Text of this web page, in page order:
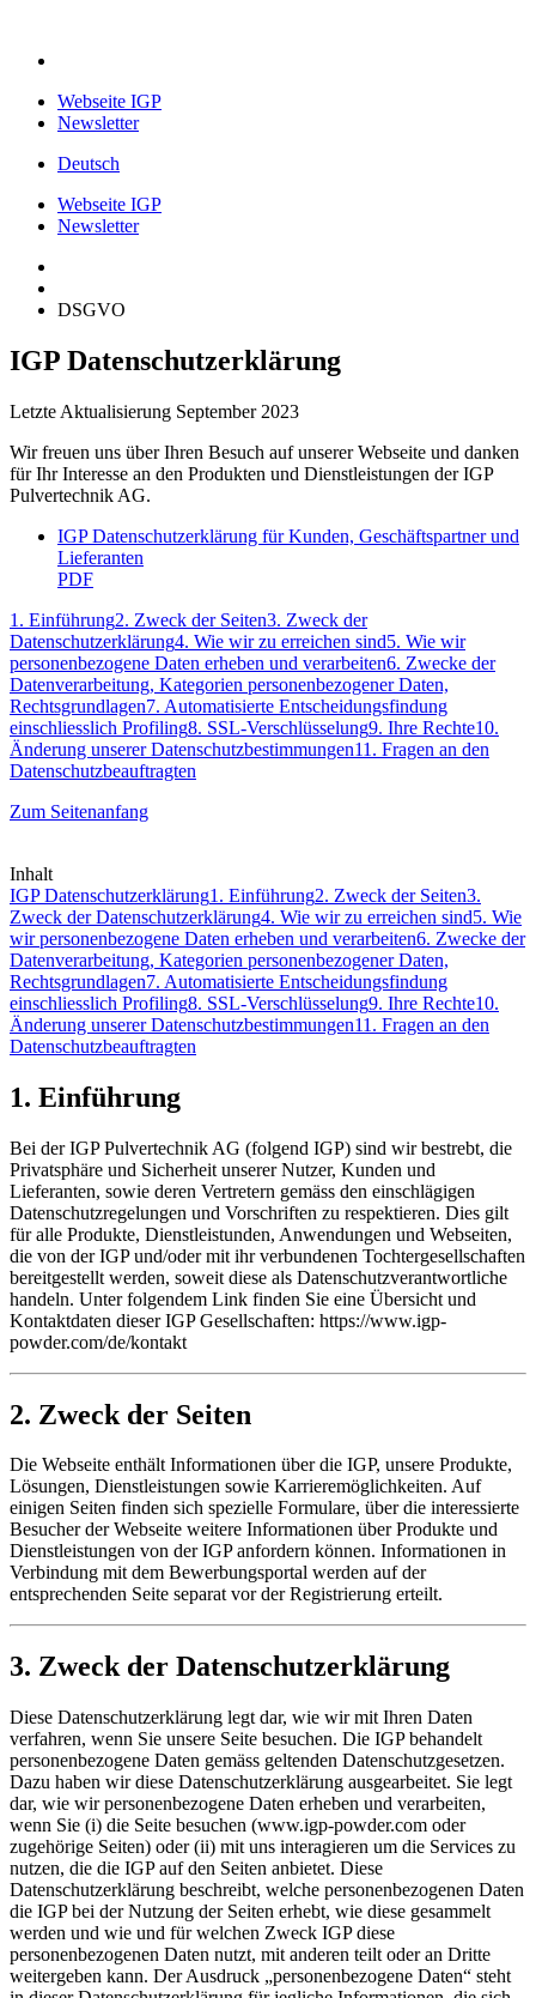
Webseite IGP
Newsletter
Deutsch
Webseite IGP
Newsletter
DSGVO
IGP Datenschutzerklärung
Letzte Aktualisierung September 2023
Wir freuen uns über Ihren Besuch auf unserer Webseite und danken
für Ihr Interesse an den Produkten und Dienstleistungen der IGP
Pulvertechnik AG.
IGP Datenschutzerklärung für Kunden, Geschäftspartner und
Lieferanten
PDF
1. Einführung2. Zweck der Seiten3. Zweck der
Datenschutzerklärung4. Wie wir zu erreichen sind5. Wie wir
personenbezogene Daten erheben und verarbeiten6. Zwecke der
Datenverarbeitung, Kategorien personenbezogener Daten,
Rechtsgrundlagen7. Automatisierte Entscheidungsfindung
einschliesslich Profiling8. SSL-Verschlüsselung9. Ihre Rechte10.
Änderung unserer Datenschutzbestimmungen11. Fragen an den
Datenschutzbeauftragten
Zum Seitenanfang
Inhalt
IGP Datenschutzerklärung1. Einführung2. Zweck der Seiten3.
Zweck der Datenschutzerklärung4. Wie wir zu erreichen sind5. Wie
wir personenbezogene Daten erheben und verarbeiten6. Zwecke der
Datenverarbeitung, Kategorien personenbezogener Daten,
Rechtsgrundlagen7. Automatisierte Entscheidungsfindung
einschliesslich Profiling8. SSL-Verschlüsselung9. Ihre Rechte10.
Änderung unserer Datenschutzbestimmungen11. Fragen an den
Datenschutzbeauftragten
1. Einführung
Bei der IGP Pulvertechnik AG (folgend IGP) sind wir bestrebt, die
Privatsphäre und Sicherheit unserer Nutzer, Kunden und
Lieferanten, sowie deren Vertretern gemäss den einschlägigen
Datenschutzregelungen und Vorschriften zu respektieren. Dies gilt
für alle Produkte, Dienstleistunden, Anwendungen und Webseiten,
die von der IGP und/oder mit ihr verbundenen Tochtergesellschaften
bereitgestellt werden, soweit diese als Datenschutzverantwortliche
handeln. Unter folgendem Link finden Sie eine Übersicht und
Kontaktdaten dieser IGP Gesellschaften: https://www.igp-
powder.com/de/kontakt
2. Zweck der Seiten
Die Webseite enthält Informationen über die IGP, unsere Produkte,
Lösungen, Dienstleistungen sowie Karrieremöglichkeiten. Auf
einigen Seiten finden sich spezielle Formulare, über die interessierte
Besucher der Webseite weitere Informationen über Produkte und
Dienstleistungen von der IGP anfordern können. Informationen in
Verbindung mit dem Bewerbungsportal werden auf der
entsprechenden Seite separat vor der Registrierung erteilt.
3. Zweck der Datenschutzerklärung
Diese Datenschutzerklärung legt dar, wie wir mit Ihren Daten
verfahren, wenn Sie unsere Seite besuchen. Die IGP behandelt
personenbezogene Daten gemäss geltenden Datenschutzgesetzen.
Dazu haben wir diese Datenschutzerklärung ausgearbeitet. Sie legt
dar, wie wir personenbezogene Daten erheben und verarbeiten,
wenn Sie (i) die Seite besuchen (www.igp-powder.com oder
zugehörige Seiten) oder (ii) mit uns interagieren um die Services zu
nutzen, die die IGP auf den Seiten anbietet. Diese
Datenschutzerklärung beschreibt, welche personenbezogenen Daten
die IGP bei der Nutzung der Seiten erhebt, wie diese gesammelt
werden und wie und für welchen Zweck IGP diese
personenbezogenen Daten nutzt, mit anderen teilt oder an Dritte
weitergeben kann. Der Ausdruck „personenbezogene Daten“ steht